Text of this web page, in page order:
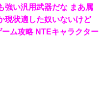
強い汎用武器だな まあ属
現状適した奴いないけど
ム攻略 NTEキャラクター